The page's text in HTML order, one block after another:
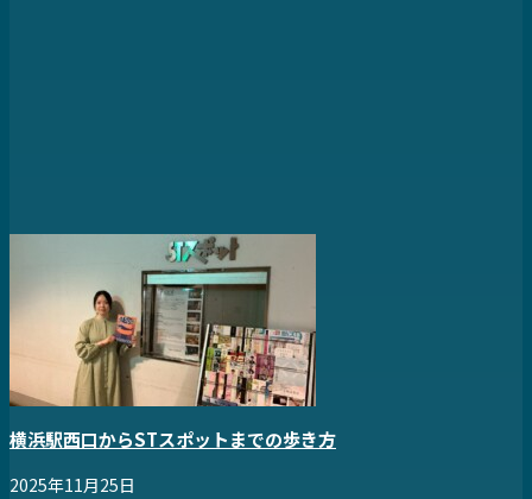
横浜駅西口からSTスポットまでの歩き方
2025年11月25日